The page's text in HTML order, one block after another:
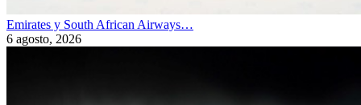
Emirates y South African Airways…
6 agosto, 2026